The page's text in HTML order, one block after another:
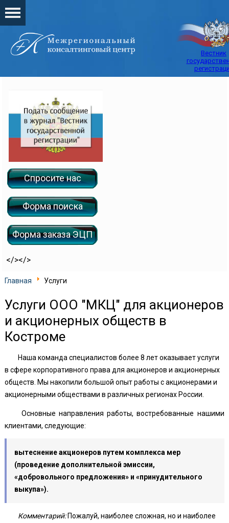
Вестник
Спросите нас
Форма поиска
Форма заказа ЭЦП
</></>
Главная Услуги
Услуги ООО "МКЦ" для акционеров
и акционерных обществ в
Костроме
Наша команда специалистов более 8 лет оказывает услуги
в сфере корпоративного права для акционеров и акционерных
обществ. Мы накопили большой опыт работы с акционерами и
акционерными обществами в различных регионах России.
Основные направления работы, востребованные нашими
клиентами, следующие:
вытеснение акционеров путем комплекса мер
(проведение дополнительной эмиссии,
«добровольного предложения» и «принудительного
выкупа»).
Комментарий:Пожалуй, наиболее сложная, но и наиболее